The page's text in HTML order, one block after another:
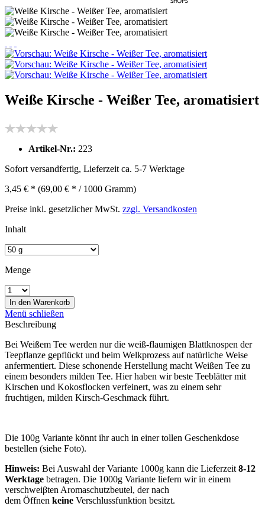
Weiße Kirsche - Weißer Tee, aromatisiert
Artikel-Nr.: 223
Sofort versandfertig, Lieferzeit ca. 5-7 Werktage
3,45 € * (69,00 € * / 1000 Gramm)
Preise inkl. gesetzlicher MwSt. zzgl. Versandkosten
Inhalt
Menge
In den Warenkorb
Menü schließen
Beschreibung
Bei Weißem Tee werden nur die weiß-flaumigen Blattknospen der
Teepflanze gepflückt und beim Welkprozess auf natürliche Weise
anfermentiert. Diese schonende Herstellung macht Weißen Tee zu
einem besonders milden Tee. Hier haben wir beste Teeblätter mit
Kirschen und Kokosflocken verfeinert, was zu einem sehr
fruchtigen, milden Kirsch-Geschmack führt.
Die 100g Variante könnt ihr auch in einer tollen Geschenkdose
bestellen (siehe Foto).
Hinweis: Bei Auswahl der Variante 1000g kann die Lieferzeit 8-12
Werktage betragen. Die 1000g Variante liefern wir in einem
verschweiβten Aromaschutzbeutel, der nach
dem Öffnen keine Verschlussfunktion besitzt.